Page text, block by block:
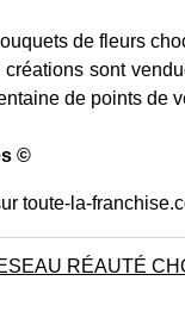
de fleurs
sont
de points de
©
toute-la-
RÉAUTÉ